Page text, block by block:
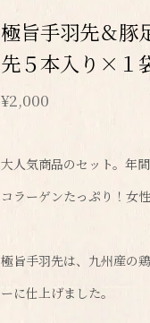
極旨手羽先＆豚
先５本入り×１
¥2,000
大人気商品のセット。年
コラーゲンたっぷり！女
極旨手羽先は、九州産の
ーに仕上げました。